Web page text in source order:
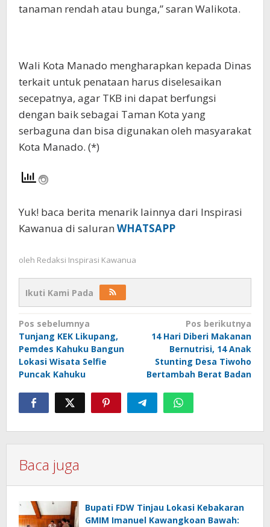
tanaman rendah atau bunga,” saran Walikota.
Wali Kota Manado mengharapkan kepada Dinas
terkait untuk penataan harus diselesaikan
secepatnya, agar TKB ini dapat berfungsi
dengan baik sebagai Taman Kota yang
serbaguna dan bisa digunakan oleh masyarakat
Kota Manado. (*)
Yuk! baca berita menarik lainnya dari Inspirasi
Kawanua di saluran WHATSAPP
oleh Redaksi Inspirasi Kawanua
Ikuti Kami Pada
Navigasi
pos
Pos sebelumnya
Tunjang KEK Likupang,
Pemdes Kahuku Bangun
Lokasi Wisata Selfie
Puncak Kahuku
Pos berikutnya
14 Hari Diberi Makanan
Bernutrisi, 14 Anak
Stunting Desa Tiwoho
Bertambah Berat Badan
Baca juga
Bupati FDW Tinjau Lokasi Kebakaran
GMIM Imanuel Kawangkoan Bawah: